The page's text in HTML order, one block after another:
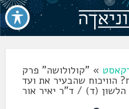
» "קולולושה" פרק
הוויכוח שהבעיר את ועד
הלשון (ד) / ד"ר יאיר אור